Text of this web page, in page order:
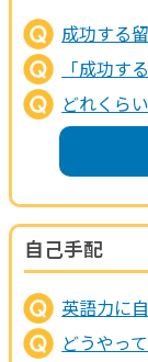
成功する
「成功す
どれくら
自己手配
英語力に
どうやっ